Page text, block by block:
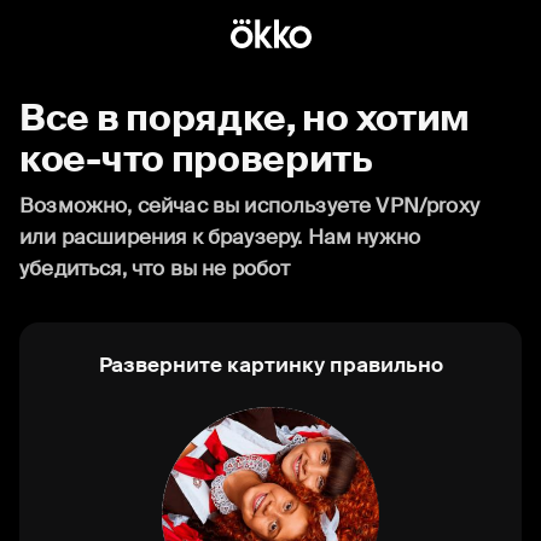
Все в порядке, но хотим
кое-что проверить
Возможно, сейчас вы используете VPN/proxy
или расширения к браузеру. Нам нужно
убедиться, что вы не робот
Разверните картинку правильно